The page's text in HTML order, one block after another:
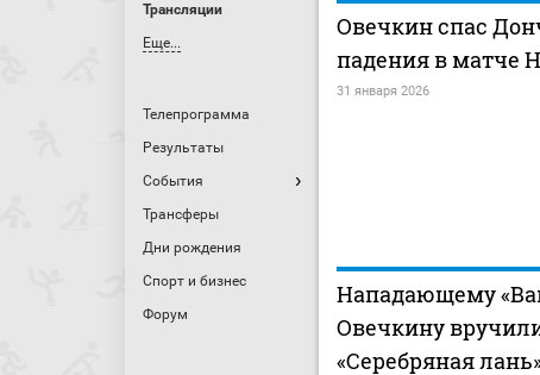
Трансляции
Еще...
Телепрограмма
Результаты
События
Трансферы
Дни рождения
Спорт и бизнес
Форум
Овечкин спас
падения в матче
31 января 2026
Нападающему
Овечкину
«Серебряная